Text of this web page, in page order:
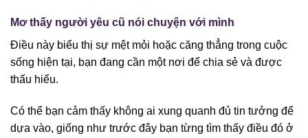
Mơ thấy người yêu cũ nói chuyện với mình
Điều này biểu thị sự mệt mỏi hoặc căng thẳng trong cuộc
sống hiện tại, bạn đang cần một nơi để chia sẻ và được
thấu hiểu.
Có thể bạn cảm thấy không ai xung quanh đủ tin tưởng để
dựa vào, giống như trước đây bạn từng tìm thấy điều đó ở